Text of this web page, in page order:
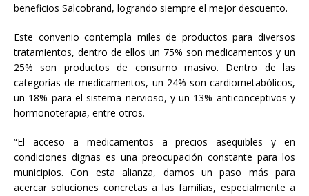
beneficios Salcobrand, logrando siempre el mejor descuento.
Este convenio contempla miles de productos para diversos
tratamientos, dentro de ellos un 75% son medicamentos y un
25% son productos de consumo masivo. Dentro de las
categorías de medicamentos, un 24% son cardiometabólicos,
un 18% para el sistema nervioso, y un 13% anticonceptivos y
hormonoterapia, entre otros.
“El acceso a medicamentos a precios asequibles y en
condiciones dignas es una preocupación constante para los
municipios. Con esta alianza, damos un paso más para
acercar soluciones concretas a las familias, especialmente a